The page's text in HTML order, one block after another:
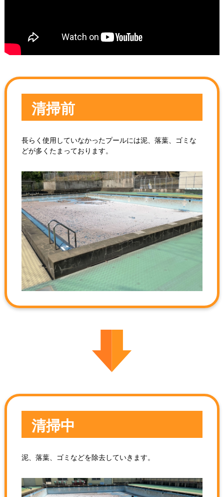
清掃前
長らく使用していなかったプールには泥、落葉、ゴミな
どが多くたまっております。
清掃中
泥、落葉、ゴミなどを除去していきます。